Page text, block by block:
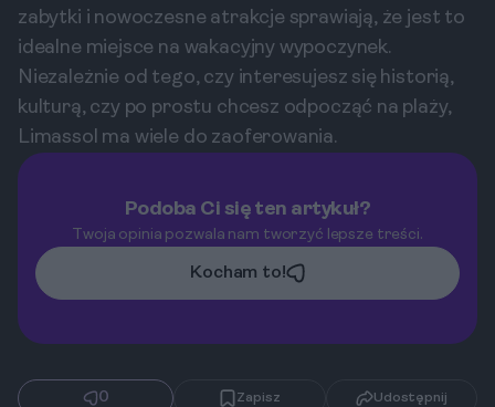
zabytki i nowoczesne atrakcje sprawiają, że jest to
idealne miejsce na wakacyjny wypoczynek.
Niezależnie od tego, czy interesujesz się historią,
kulturą, czy po prostu chcesz odpocząć na plaży,
Limassol ma wiele do zaoferowania.
Podoba Ci się ten artykuł?
Twoja opinia pozwala nam tworzyć lepsze treści.
Kocham to!
0 Zapisz Udostępnij